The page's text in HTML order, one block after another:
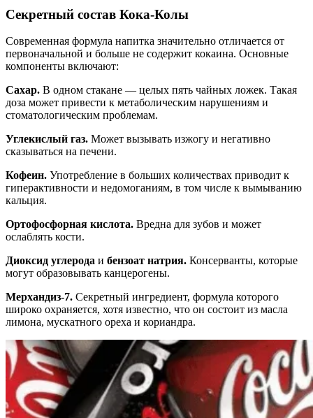
Секретный состав Кока-Колы
Современная формула напитка значительно отличается от
первоначальной и больше не содержит кокаина. Основные
компоненты включают:
Сахар. В одном стакане — целых пять чайных ложек. Такая
доза может привести к метаболическим нарушениям и
стоматологическим проблемам.
Углекислый газ. Может вызывать изжогу и негативно
сказываться на печени.
Кофеин. Употребление в больших количествах приводит к
гиперактивности и недомоганиям, в том числе к вымыванию
кальция.
Ортофосфорная кислота. Вредна для зубов и может
ослаблять кости.
Диоксид углерода и бензоат натрия. Консерванты, которые
могут образовывать канцерогены.
Мерхандиз-7. Секретный ингредиент, формула которого
широко охраняется, хотя известно, что он состоит из масла
лимона, мускатного ореха и кориандра.